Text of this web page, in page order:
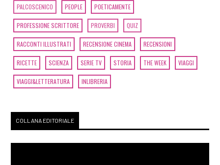
PALCOSCENICO PEOPLE POETICAMENTE
PROFESSIONE SCRITTORE PROVERBI QUIZ
RACCONTI ILLUSTRATI RECENSIONE CINEMA RECENSIONI
RICETTE SCIENZA SERIE TV STORIA THE WEEK VIAGGI
VIAGGI&LETTERATURA INLIBRERIA
COLLANA EDITORIALE